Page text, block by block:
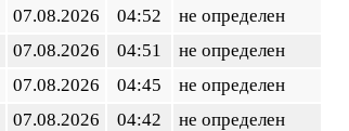
07.08.2026 04:52
не определен
07.08.2026 04:51
не определен
07.08.2026 04:45
не определен
07.08.2026 04:42
не определен